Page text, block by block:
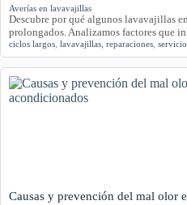
Averías en lavavajillas
Descubre por qué algunos lavavajillas
prolongados. Analizamos factores que
ciclos largos lavavajillas reparaciones
Causas y prevención del mal olor